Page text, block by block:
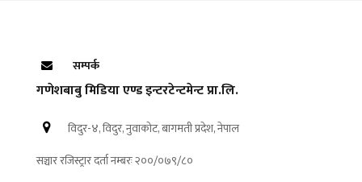
सम्पर्क
गणेशबाबु मिडिया एण्ड इन्टरटेन्टमेन्ट प्रा.लि.
विदुर-४, विदुर, नुवाकोट, बागमती प्रदेश, नेपाल
सञ्चार रजिस्ट्रार दर्ता नम्बरः २००/०७९/८०